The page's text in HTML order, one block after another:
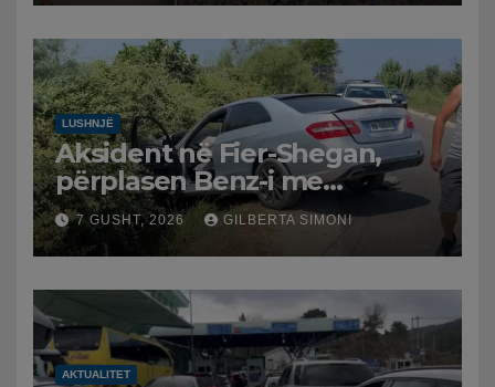
LUSHNJË
Aksident në Fier-Shegan,
përplasen Benz-i me
furgonin, plagoset një i
moshuar
7 GUSHT, 2026 GILBERTA SIMONI
AKTUALITET